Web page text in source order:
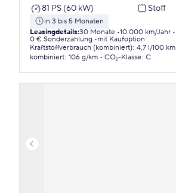
81 PS (60 kW)
Stoff
in 3 bis 5 Monaten
Leasingdetails:30 Monate 10.000 km/Jahr
0 € Sonderzahlung
mit Kaufoption
Kraftstoffverbrauch (kombiniert): 4,7 l/100 km
kombiniert: 106 g/km CO₂-Klasse: C